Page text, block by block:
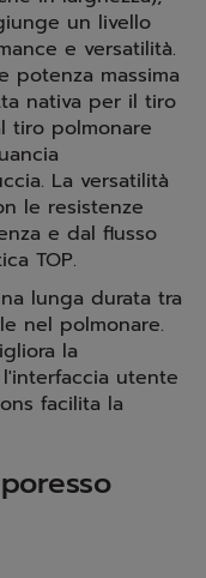
un livello
e versatilità.
potenza massima
nativa per il tiro
tiro polmonare
La versatilità
le resistenze
e dal flusso
TOP.
lunga durata tra
nel polmonare.
la
utente
facilita la